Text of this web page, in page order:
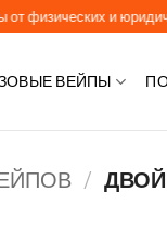
и юридических лиц.
ВЕЙПЫ
/